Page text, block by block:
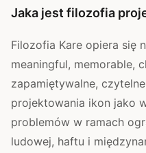
Jaka jest filozofia
Filozofia Kare opiera się
meaningful, memorable,
zapamiętywalne,
projektowania ikon jako
problemów w ramach
ludowej, haftu i